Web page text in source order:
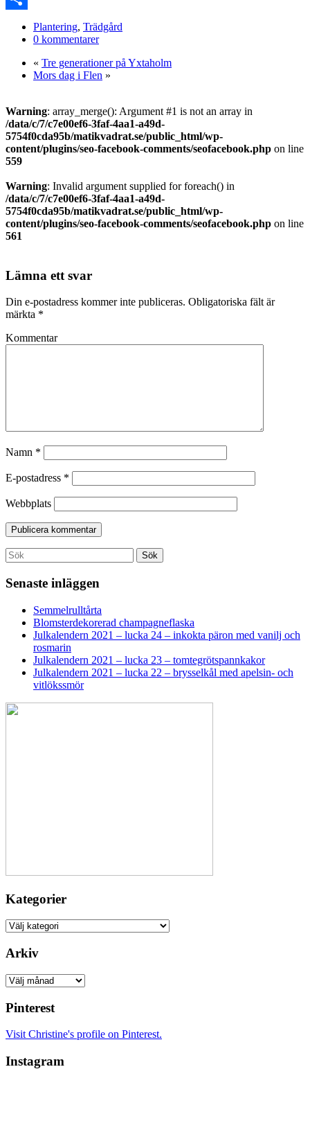
Plantering, Trädgård
0 kommentarer
« Tre generationer på Yxtaholm
Mors dag i Flen »
Warning: array_merge(): Argument #1 is not an array in
/data/c/7/c7e00ef6-3faf-4aa1-a49d-
5754f0cda95b/matikvadrat.se/public_html/wp-
content/plugins/seo-facebook-comments/seofacebook.php on line
559
Warning: Invalid argument supplied for foreach() in
/data/c/7/c7e00ef6-3faf-4aa1-a49d-
5754f0cda95b/matikvadrat.se/public_html/wp-
content/plugins/seo-facebook-comments/seofacebook.php on line
561
Lämna ett svar
Din e-postadress kommer inte publiceras. Obligatoriska fält är
märkta *
Kommentar
Namn *
E-postadress *
Webbplats
Search
for:
Sök
Senaste inläggen
Semmelrulltårta
Blomsterdekorerad champagneflaska
Julkalendern 2021 – lucka 24 – inkokta päron med vanilj och
rosmarin
Julkalendern 2021 – lucka 23 – tomtegrötspannkakor
Julkalendern 2021 – lucka 22 – brysselkål med apelsin- och
vitlökssmör
Kategorier
Kategorier
Arkiv
Arkiv
Pinterest
Visit Christine's profile on Pinterest.
Instagram